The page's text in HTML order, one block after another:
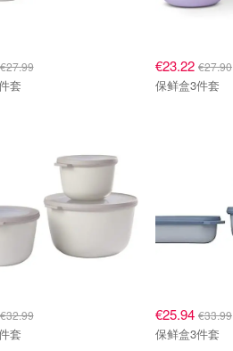
€27.99
套
€23.22 €27.90
保鲜盒3件套
€32.99
套
€25.94 €33.99
保鲜盒3件套